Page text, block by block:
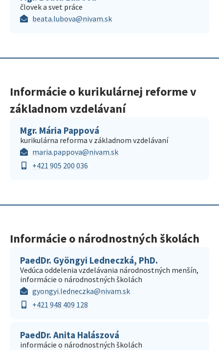
človek a svet práce
beata.lubova@nivam.sk
Informácie o kurikulárnej reforme v
základnom vzdelávaní
Mgr. Mária Pappová
kurikulárna reforma v základnom vzdelávaní
maria.pappova@nivam.sk
+421 905 200 036
Informácie o národnostných školách
PaedDr. Gyöngyi Ledneczká, PhD.
Vedúca oddelenia vzdelávania národnostných menšín,
informácie o národnostných školách
gyongyi.ledneczka@nivam.sk
+421 948 409 128
PaedDr. Anita Halászová
informácie o národnostných školách